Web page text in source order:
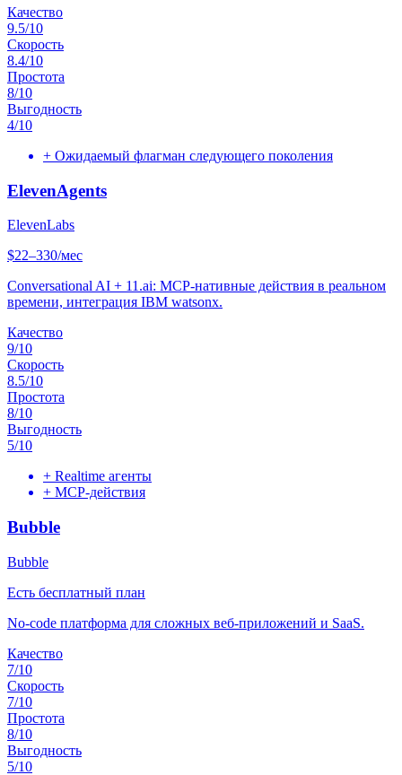
Качество
9.5/10
Скорость
8.4/10
Простота
8/10
Выгодность
4/10
+ Ожидаемый флагман следующего поколения
ElevenAgents
ElevenLabs
$22–330/мес
Conversational AI + 11.ai: MCP-нативные действия в реальном
времени, интеграция IBM watsonx.
Качество
9/10
Скорость
8.5/10
Простота
8/10
Выгодность
5/10
+ Realtime агенты
+ MCP-действия
Bubble
Bubble
Есть бесплатный план
No-code платформа для сложных веб-приложений и SaaS.
Качество
7/10
Скорость
7/10
Простота
8/10
Выгодность
5/10